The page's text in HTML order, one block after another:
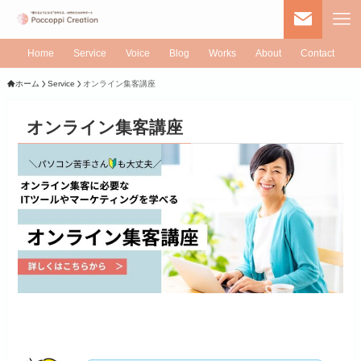
Home Service Voice Blog Works About Contact
ホーム Service オンライン集客講座
オンライン集客講座